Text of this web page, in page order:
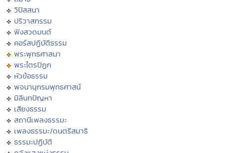
วิปัสสนา
ปริวาสกรรม
ฟังสวดมนต์
คอร์สปฏิบัติธรรม
พระพุทธศาสนา
พระไตรปิฏก
หัวข้อธรรม
พจนานุกรมพุทธศาสน์
มิลินทปัญหา
เสียงธรรม
สถานีเพลงธรรมะ
เพลงธรรมะ/ดนตรีสมาธิ
ธรรมะปฏิบัติ